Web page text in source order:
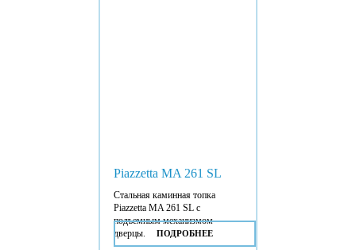
Piazzetta MA 261 SL
Стальная каминная топка
Piazzetta MA 261 SL с
подъемным механизмом
дверцы.
ПОДРОБНЕЕ